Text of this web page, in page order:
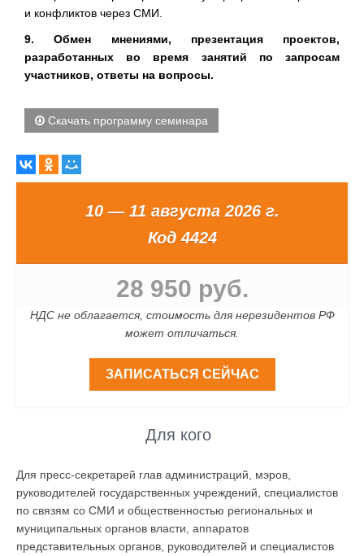
и конфликтов через СМИ.
9. Обмен мнениями, презентация проектов,
разработанных во время занятий по запросам
участников, ответы на вопросы.
Скачать программу семинара
10 — 11 августа 2026 г.
Код 4424
28 950 руб.
НДС не облагается, стоимость для нерезидентов РФ
может отличаться.
ЗАПИСАТЬСЯ СЕЙЧАС
Для кого
Для пресс-секретарей глав администраций, мэров,
руководителей государственных учреждений, специалистов
по связям со СМИ и общественностью региональных и
муниципальных органов власти, аппаратов
представительных органов, руководителей и специалистов